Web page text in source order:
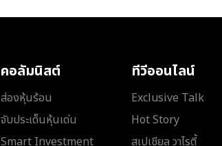
คอลัมนิสต์
ส่องหุ้นร้อน
จับประเด็นหุ้นเด่น
Smart Investment
ทีวีออนไลน์
Exclusive Talk
Hot Story
สเปเชียล วาไรตี้